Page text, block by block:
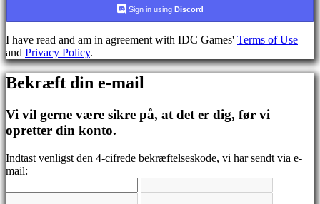
DA
EL
EN
ES
HR
IT
JA
NL
NO
Sign in using Discord
I have read and am in agreement with IDC Games' Terms of Use
and Privacy Policy.
Bekræft din e-mail
Vi vil gerne være sikre på, at det er dig, før vi
opretter din konto.
Indtast venligst den 4-cifrede bekræftelseskode, vi har sendt via e-
mail: